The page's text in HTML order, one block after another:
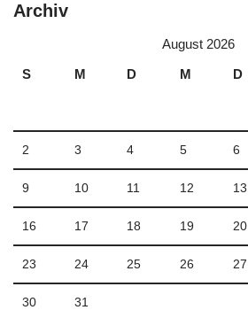
Archiv
August 2026
S
M D M D
2 3 4 5 6
9 10 11 12 13
16 17 18 19 20
23 24 25 26 27
30 31